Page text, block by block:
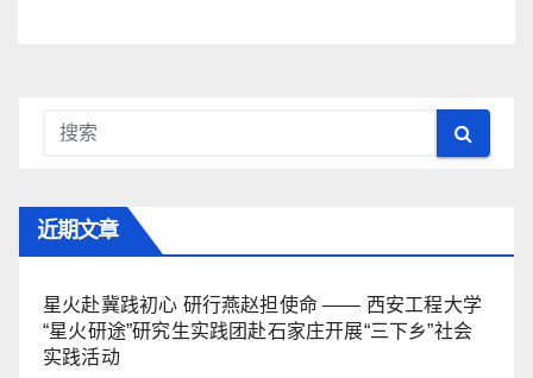
近期文章
星火赴冀践初心 研行燕赵担使命 —— 西安工程大学
“星火研途”研究生实践团赴石家庄开展“三下乡”社会
实践活动